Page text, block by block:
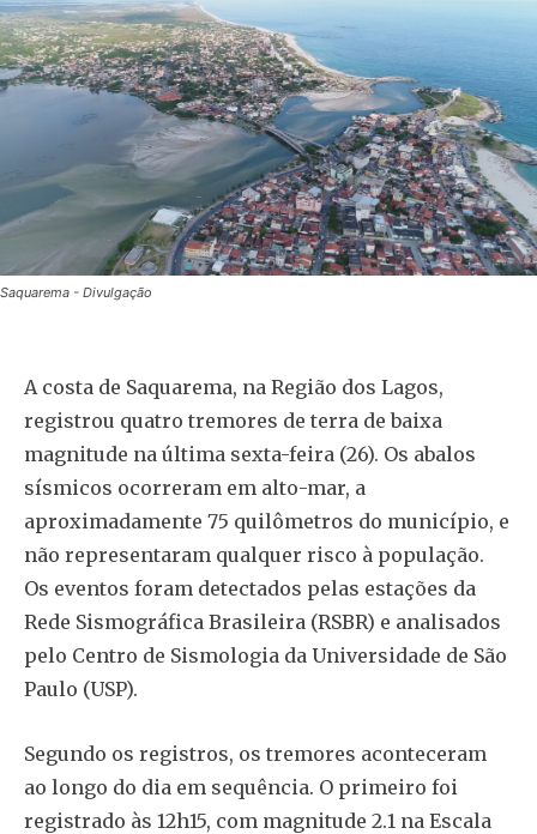
Saquarema - Divulgação
A costa de Saquarema, na Região dos Lagos,
registrou quatro tremores de terra de baixa
magnitude na última sexta-feira (26). Os abalos
sísmicos ocorreram em alto-mar, a
aproximadamente 75 quilômetros do município, e
não representaram qualquer risco à população.
Os eventos foram detectados pelas estações da
Rede Sismográfica Brasileira (RSBR) e analisados
pelo Centro de Sismologia da Universidade de São
Paulo (USP).
Segundo os registros, os tremores aconteceram
ao longo do dia em sequência. O primeiro foi
registrado às 12h15, com magnitude 2.1 na Escala